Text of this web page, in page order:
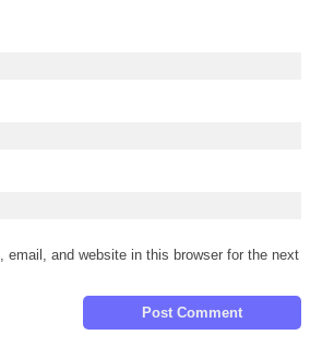
email, and website in this browser for the next